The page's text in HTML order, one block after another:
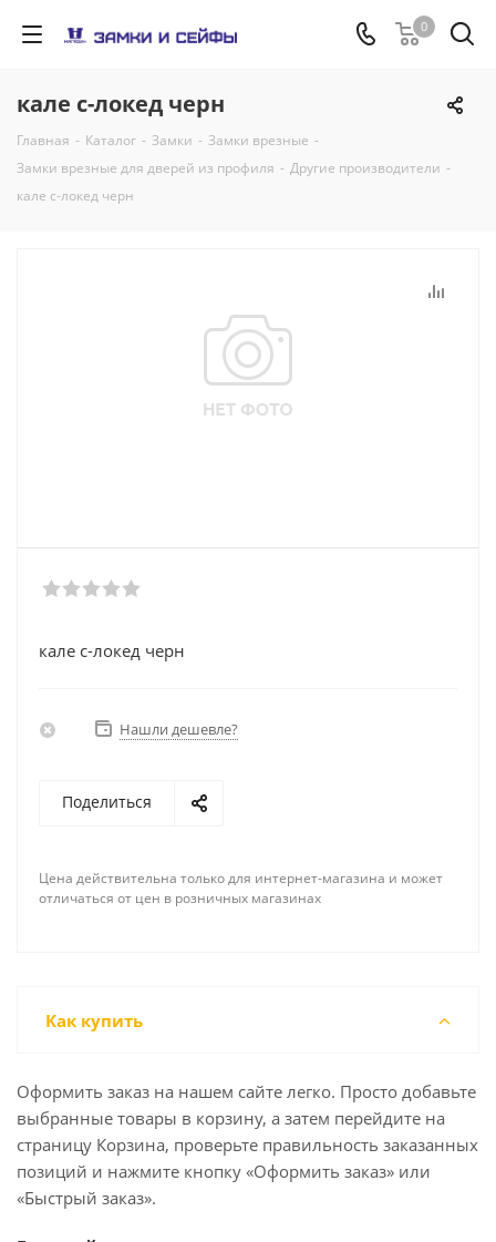
0
кале с-локед черн
Главная - Каталог - Замки - Замки врезные -
Замки врезные для дверей из профиля - Другие производители -
кале с-локед черн
кале с-локед черн
Нашли дешевле?
Поделиться
Цена действительна только для интернет-магазина и может
отличаться от цен в розничных магазинах
Как купить
Оформить заказ на нашем сайте легко. Просто добавьте
выбранные товары в корзину, а затем перейдите на
страницу Корзина, проверьте правильность заказанных
позиций и нажмите кнопку «Оформить заказ» или
«Быстрый заказ».